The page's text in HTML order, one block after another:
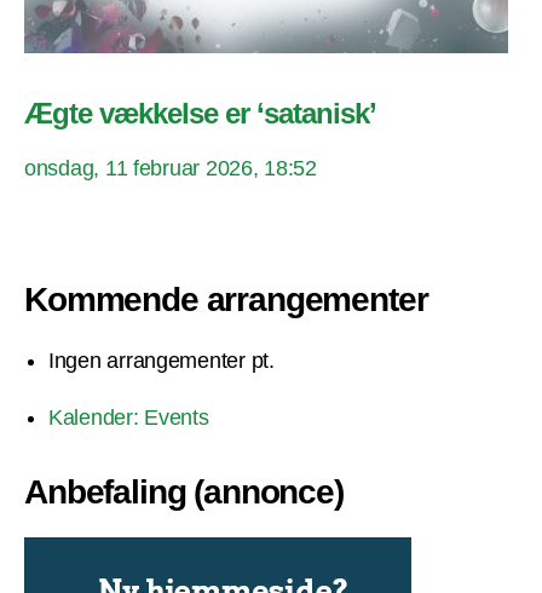
Ægte vækkelse er ‘satanisk’
onsdag, 11 februar 2026, 18:52
Kommende arrangementer
Ingen arrangementer pt.
Kalender: Events
Anbefaling (annonce)